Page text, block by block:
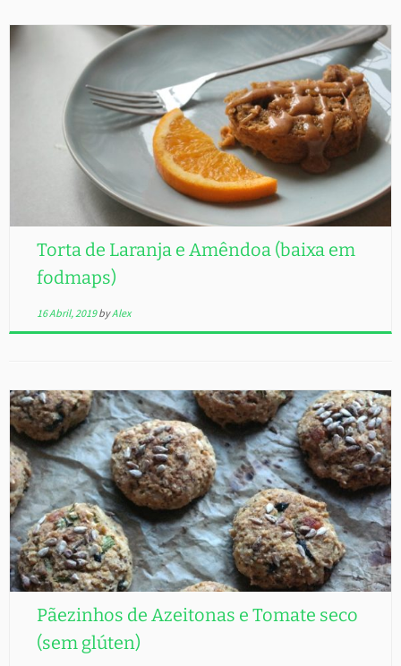
Torta de Laranja e Amêndoa (baixa em
fodmaps)
16 Abril, 2019 byAlex
Pãezinhos de Azeitonas e Tomate seco
(sem glúten)